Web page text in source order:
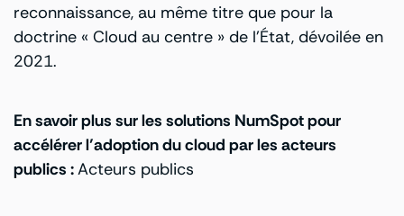
reconnaissance, au même titre que pour la
doctrine « Cloud au centre » de l’État, dévoilée en
2021.
En savoir plus sur les solutions NumSpot pour
accélérer l’adoption du cloud par les acteurs
publics :Acteurs publics